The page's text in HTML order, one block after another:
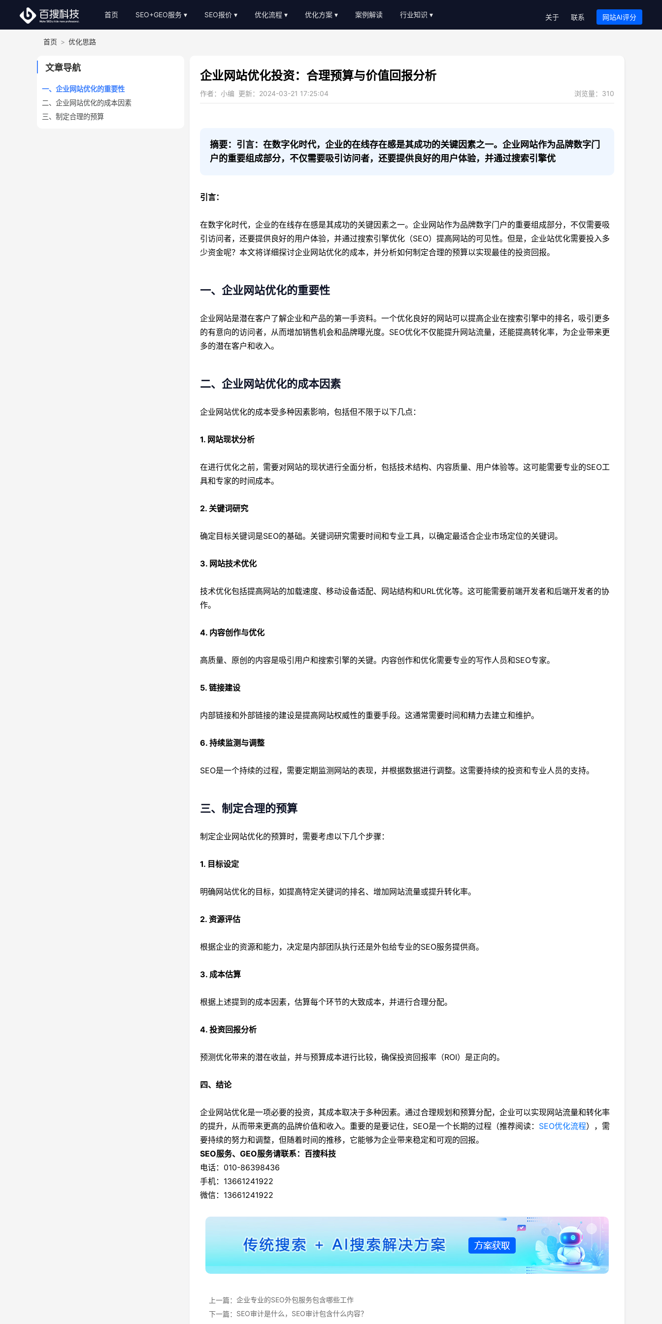
首页 SEO+GEO服务 SEO报价 优化流程
常见问题
服务优势
优化方案
b2c/b平台
传统制造业
装修设计
医疗医美
案例解读 行业知识
教程大全
名词大全
优化知识
关于 联系 网站AI评分
首页 > 优化思路
文章导航
一、企业网站优化的重要性
二、企业网站优化的成本因素
三、制定合理的预算
企业网站优化投资：合理预算与价值回报分析
作者：小编 更新：2024-03-21 17:25:04 浏览量： 310
摘要：引言：在数字化时代，企业的在线存在感是其成功的关键因素之一。企业网站作为品牌数字门
户的重要组成部分，不仅需要吸引访问者，还要提供良好的用户体验，并通过搜索引擎优
引言：
在数字化时代，企业的在线存在感是其成功的关键因素之一。企业网站作为品牌数字门户的重要组成部分，不仅需要吸
引访问者，还要提供良好的用户体验，并通过搜索引擎优化（SEO）提高网站的可见性。但是，企业站优化需要投入多
少资金呢？本文将详细探讨企业网站优化的成本，并分析如何制定合理的预算以实现最佳的投资回报。
一、企业网站优化的重要性
企业网站是潜在客户了解企业和产品的第一手资料。一个优化良好的网站可以提高企业在搜索引擎中的排名，吸引更多
的有意向的访问者，从而增加销售机会和品牌曝光度。SEO优化不仅能提升网站流量，还能提高转化率，为企业带来更
多的潜在客户和收入。
二、企业网站优化的成本因素
企业网站优化的成本受多种因素影响，包括但不限于以下几点：
1. 网站现状分析
在进行优化之前，需要对网站的现状进行全面分析，包括技术结构、内容质量、用户体验等。这可能需要专业的SEO工
具和专家的时间成本。
2. 关键词研究
确定目标关键词是SEO的基础。关键词研究需要时间和专业工具，以确定最适合企业市场定位的关键词。
3. 网站技术优化
技术优化包括提高网站的加载速度、移动设备适配、网站结构和URL优化等。这可能需要前端开发者和后端开发者的协
作。
4. 内容创作与优化
高质量、原创的内容是吸引用户和搜索引擎的关键。内容创作和优化需要专业的写作人员和SEO专家。
5. 链接建设
内部链接和外部链接的建设是提高网站权威性的重要手段。这通常需要时间和精力去建立和维护。
6. 持续监测与调整
SEO是一个持续的过程，需要定期监测网站的表现，并根据数据进行调整。这需要持续的投资和专业人员的支持。
三、制定合理的预算
制定企业网站优化的预算时，需要考虑以下几个步骤：
1. 目标设定
明确网站优化的目标，如提高特定关键词的排名、增加网站流量或提升转化率。
2. 资源评估
根据企业的资源和能力，决定是内部团队执行还是外包给专业的SEO服务提供商。
3. 成本估算
根据上述提到的成本因素，估算每个环节的大致成本，并进行合理分配。
4. 投资回报分析
预测优化带来的潜在收益，并与预算成本进行比较，确保投资回报率（ROI）是正向的。
四、结论
企业网站优化是一项必要的投资，其成本取决于多种因素。通过合理规划和预算分配，企业可以实现网站流量和转化率
的提升，从而带来更高的品牌价值和收入。重要的是要记住，SEO是一个长期的过程（推荐阅读： SEO优化流程），需
要持续的努力和调整，但随着时间的推移，它能够为企业带来稳定和可观的回报。
SEO服务、GEO服务请联系：百搜科技
电话：010-86398436
手机：13661241922
微信：13661241922
上一篇：企业专业的SEO外包服务包含哪些工作
下一篇： SEO审计是什么，SEO审计包含什么内容？